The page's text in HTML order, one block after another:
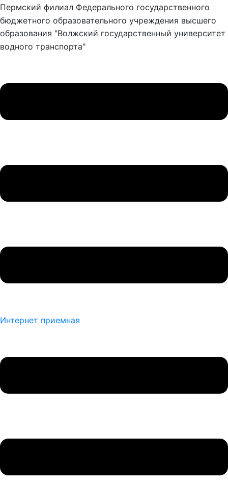
Пермский филиал Федерального государственного
бюджетного образовательного учреждения высшего
образования "Волжский государственный университет
водного транспорта"
Интернет приемная